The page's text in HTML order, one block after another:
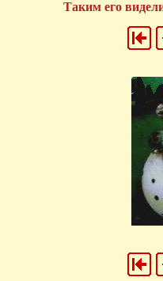
Таким его